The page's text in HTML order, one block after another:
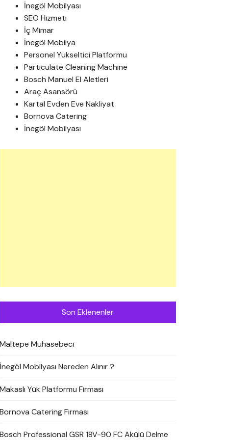
İnegöl Mobilyası
SEO Hizmeti
İç Mimar
İnegöl Mobilya
Personel Yükseltici Platformu
Particulate Cleaning Machine
Bosch Manuel El Aletleri
Araç Asansörü
Kartal Evden Eve Nakliyat
Bornova Catering
İnegöl Mobilyası
Son Eklenenler
Maltepe Muhasebeci
İnegöl Mobilyası Nereden Alınır ?
Makaslı Yük Platformu Firması
Bornova Catering Firması
Bosch Professional GSR 18V-90 FC Akülü Delme